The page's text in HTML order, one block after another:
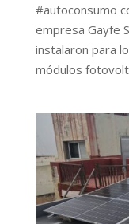
#autoconsumo
empresa Gayfe
instalaron para
módulos